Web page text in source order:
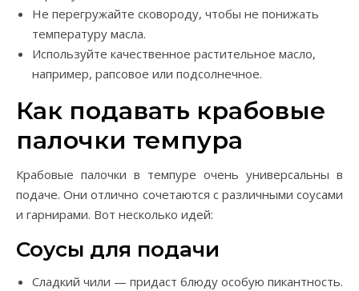
Не перегружайте сковороду, чтобы не понижать
температуру масла.
Используйте качественное растительное масло,
например, рапсовое или подсолнечное.
Как подавать крабовые
палочки темпура
Крабовые палочки в темпуре очень универсальны в
подаче. Они отлично сочетаются с различными соусами
и гарнирами. Вот несколько идей:
Соусы для подачи
Сладкий чили — придаст блюду особую пикантность.